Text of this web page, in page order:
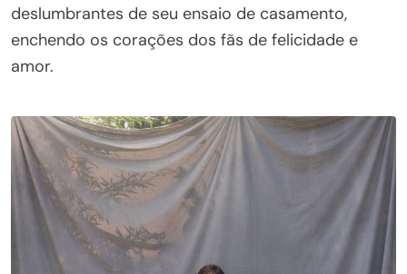
deslumbrantes de seu ensaio de casamento,
enchendo os corações dos fãs de felicidade e
amor.